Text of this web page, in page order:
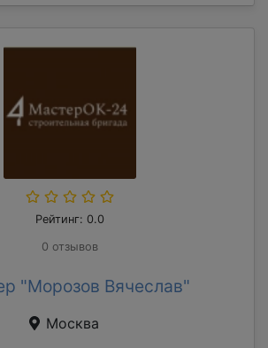
Рейтинг: 0.0
0 отзывов
"Морозов Вячеслав"
Москва